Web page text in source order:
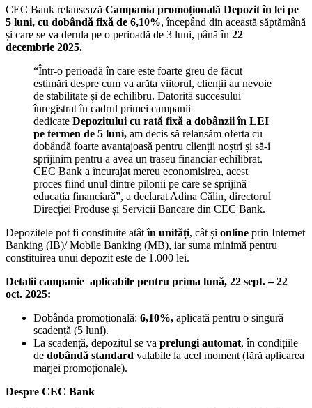
CEC Bank relansează Campania promoțională Depozit în lei pe
5 luni, cu dobândă fixă de 6,10%, începând din această săptămână
și care se va derula pe o perioadă de 3 luni, până în 22
decembrie 2025.
“Într-o perioadă în care este foarte greu de făcut
estimări despre cum va arăta viitorul, clienții au nevoie
de stabilitate și de echilibru. Datorită succesului
înregistrat în cadrul primei campanii
dedicate Depozitului cu rată fixă a dobânzii în LEI
pe termen de 5 luni, am decis să relansăm oferta cu
dobândă foarte avantajoasă pentru clienții noștri și să-i
sprijinim pentru a avea un traseu financiar echilibrat.
CEC Bank a încurajat mereu economisirea, acest
proces fiind unul dintre pilonii pe care se sprijină
educația financiară”, a declarat Adina Călin, directorul
Direcției Produse și Servicii Bancare din CEC Bank.
Depozitele pot fi constituite atâtîn unități, cât și online prin Internet
Banking (IB)/ Mobile Banking (MB), iar suma minimă pentru
constituirea unui depozit este de 1.000 lei.
Detalii campanie aplicabile pentru prima lună, 22 sept. – 22
oct. 2025:
Dobânda promoțională: 6,10%, aplicată pentru o singură
scadență (5 luni).
La scadență, depozitul se va prelungi automat, în condițiile
de dobândă standard valabile la acel moment (fără aplicarea
marjei promoționale).
Despre CEC Bank